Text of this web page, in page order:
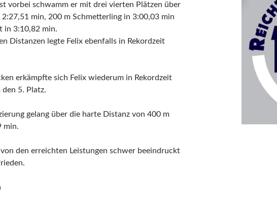
vorbei schwamm er mit drei vierten Plätzen über
min, 200 m Schmetterling in 3:00,03 min
in 3:10,82 min.
Distanzen legte Felix ebenfalls in Rekordzeit
erkämpfte sich Felix wiederum in Rekordzeit
5. Platz.
gelang über die harte Distanz von 400 m
min.
den erreichten Leistungen schwer beeindruckt